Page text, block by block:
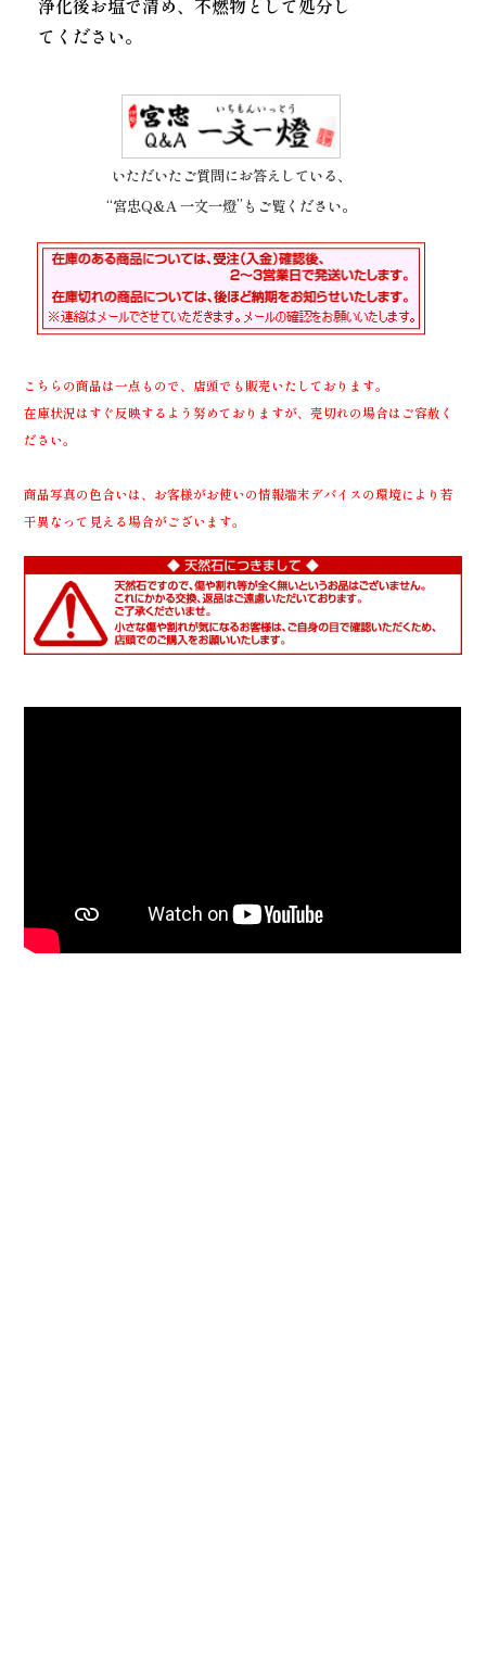
てください。
いただいたご質問にお答えしている、
“宮忠Q&A 一文一燈”もご覧ください。
こちらの商品は一点もので、店頭でも販売いたしております。
在庫状況はすぐ反映するよう努めておりますが、売切れの場合はご容赦く
ださい。
商品写真の色合いは、お客様がお使いの情報端末デバイスの環境により若
干異なって見える場合がございます。